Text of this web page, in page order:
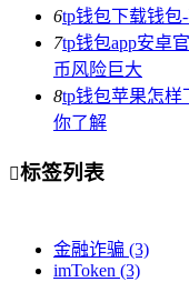
6tp钱包下载钱包
7tp钱包app安卓
币风险巨大
8tp钱包苹果怎样
你了解
标签列表
金融诈骗 (3)
imToken (3)